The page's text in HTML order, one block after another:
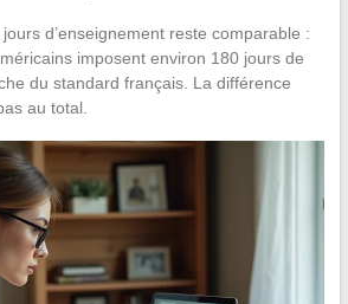
d’enseignement reste comparable :
imposent environ 180 jours de
du standard français. La différence
au total.